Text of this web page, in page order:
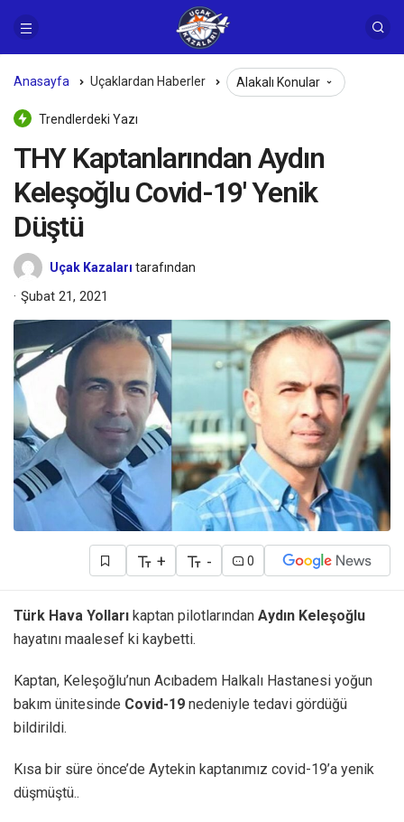
Anasayfa Uçaklardan Haberler Alakalı Konular
Trendlerdeki Yazı
THY Kaptanlarından Aydın
Keleşoğlu Covid-19′ Yenik
Düştü
Uçak Kazaları tarafından
Şubat 21, 2021
+ - 0
Türk Hava Yolları kaptan pilotlarından Aydın Keleşoğlu
hayatını maalesef ki kaybetti.
Kaptan, Keleşoğlu’nun Acıbadem Halkalı Hastanesi yoğun
bakım ünitesinde Covid-19 nedeniyle tedavi gördüğü
bildirildi.
Kısa bir süre önce’de Aytekin kaptanımız covid-19’a yenik
düşmüştü..